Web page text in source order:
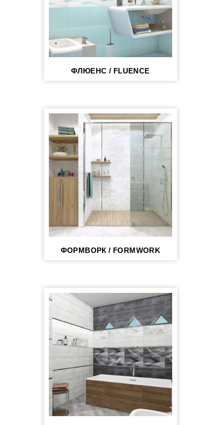
ФЛЮЕНС / FLUENCE
ФОРМВОРК / FORMWORK